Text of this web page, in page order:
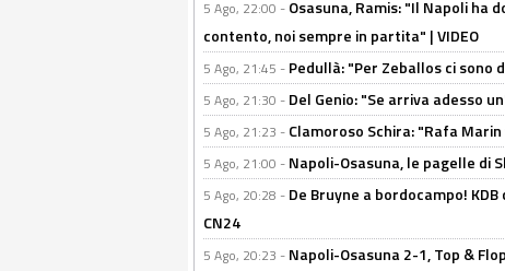
5 Ago, 22:00 - Osasuna, Ramis: "Il Napoli ha
contento, noi sempre in partita" | VIDEO
5 Ago, 21:45 - Pedullà: "Per Zeballos ci sono
5 Ago, 21:30 - Del Genio: "Se arriva adesso
5 Ago, 21:23 - Clamoroso Schira: "Rafa
5 Ago, 21:00 - Napoli-Osasuna, le pagelle di
5 Ago, 20:28 - De Bruyne a bordocampo!
CN24
5 Ago, 20:23 - Napoli-Osasuna 2-1, Top &